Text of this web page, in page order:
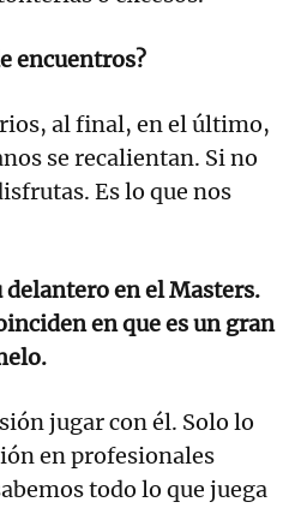
encuentros?
al final, en el último,
se recalientan. Si no
Es lo que nos
delantero en el Masters.
en que es un gran
jugar con él. Solo lo
en profesionales
todo lo que juega